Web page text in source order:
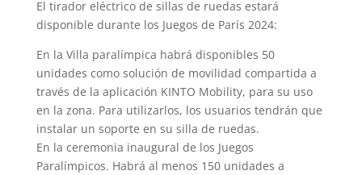
El tirador eléctrico de sillas de ruedas estará
disponible durante los Juegos de París 2024:
En la Villa paralímpica habrá disponibles 50
unidades como solución de movilidad compartida a
través de la aplicación KINTO Mobility, para su uso
en la zona. Para utilizarlos, los usuarios tendrán que
instalar un soporte en su silla de ruedas.
En la ceremonia inaugural de los Juegos
Paralímpicos. Habrá al menos 150 unidades a